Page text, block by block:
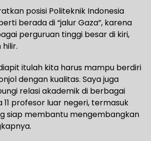
posisi Politeknik Indonesia
berada di “jalur Gaza”, karena
perguruan tinggi besar di kiri,
hilir.
itulah kita harus mampu berdiri
dengan kualitas. Saya juga
relasi akademik di berbagai
11 profesor luar negeri, termasuk
siap membantu mengembangkan